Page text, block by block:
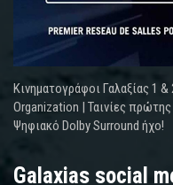
Κινηματογράφοι Γαλαξίας 1
Organization | Ταινίες
Ψηφιακό Dolby Surround ήχο!
Galaxias social